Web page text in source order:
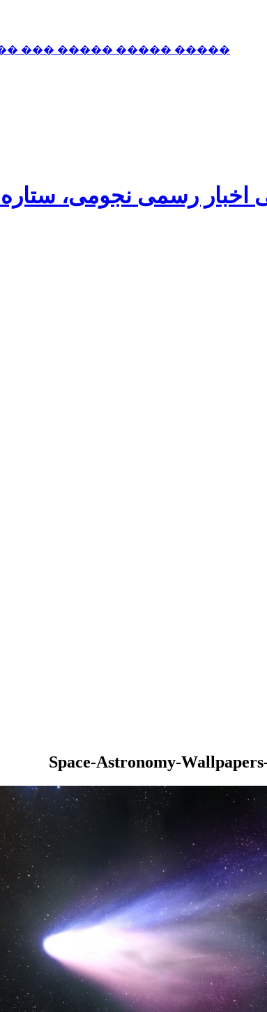
��� ����� ����� �����
اخبار رسمی نجومی،
Space-Astronomy-